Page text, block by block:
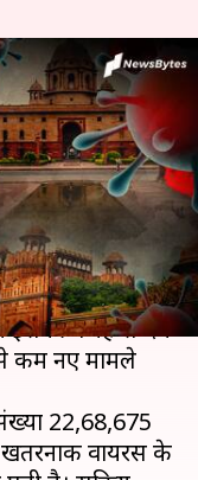
बीते दिन
में दो
के 53,601 नए
इसकी वजह से दम
कम नए मामले
22,68,675
खतरनाक वायरस के